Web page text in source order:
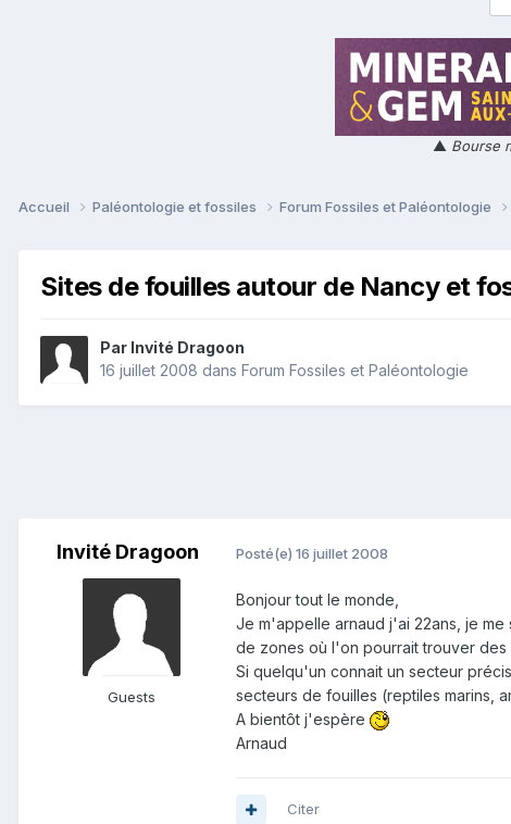
▲ Bourse
Accueil Paléontologie et fossiles Forum Fossiles et Paléontologie
Sites de fouilles autour de Nancy et
Par Invité Dragoon
16 juillet 2008 dans Forum Fossiles et Paléontologie
Invité Dragoon
Guests
Posté(e) 16 juillet 2008
Bonjour tout le monde,
Je m'appelle arnaud j'ai 22ans, je
de zones où l'on pourrait trouver des
Si quelqu'un connait un secteur
secteurs de fouilles (reptiles marins,
A bientôt j'espère
Arnaud
Citer